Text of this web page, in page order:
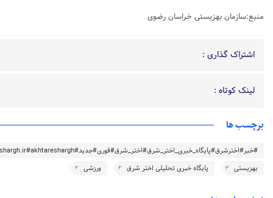
منبع:سازمان بهزیستی خراسان رضوی
اشتراک گذاری :
لینک کوتاه :
برچسب ها
#خبر#اخترشرق#پایگاه_خبری_اختر_شرق#اختر_شرق#فوری#جدید#akhtareshargh.ir#akhtareshargh#خراسان#خراسان_رضوی
بهزیستی
پایگاه خبری تحلیلی اختر شرق ورزشی